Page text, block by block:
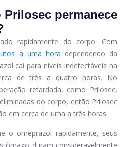
permanece
rapidamente do corpo. Com
a uma hora dependendo da
cai para níveis indetectáveis ​​na
de três a quatro horas. No
retardada, como Prilosec,
do corpo, então Prilosec
em cerca de uma a três horas.
o omeprazol rapidamente, seus